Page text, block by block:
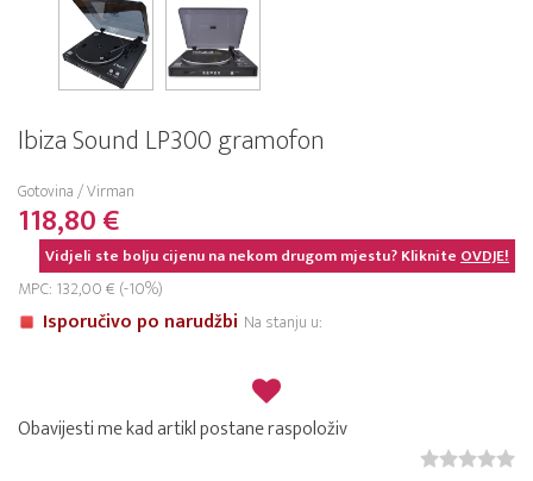
Ibiza Sound LP300 gramofon
Gotovina / Virman
118,80 €
Vidjeli ste bolju cijenu na nekom drugom mjestu? KlikniteOVDJE!
MPC: 132,00 € (-10%)
Isporučivo po narudžbi Na stanju u:
Obavijesti me kad artikl postane raspoloživ